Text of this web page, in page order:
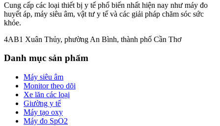
Cung cấp các loại thiết bị y tế phổ biến nhất hiện nay như máy đo
huyết áp, máy siêu âm, vật tư y tế và các giải pháp chăm sóc sức
khỏe.
4AB1 Xuân Thủy, phường An Bình, thành phố Cần Thơ
Danh mục sản phẩm
Máy siêu âm
Monitor theo dõi
Xe lăn các loại
Giường y tế
Máy tạo oxy
Máy đo SpO2